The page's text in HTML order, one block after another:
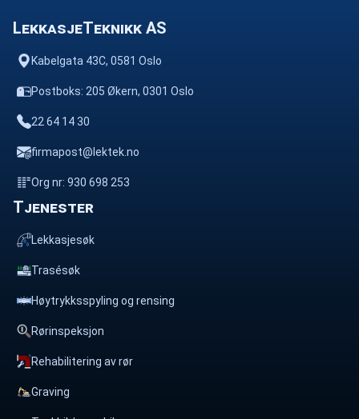
LekkasjeTeknikk AS
Kabelgata 43C, 0581 Oslo
Postboks: 205 Økern, 0301 Oslo
22 64 14 30
firmapost@lektek.no
Org nr: 930 698 253
Tjenester
Lekkasjesøk
Trasésøk
Høytrykksspyling og rensing
Rørinspeksjon
Rehabilitering av rør
Graving